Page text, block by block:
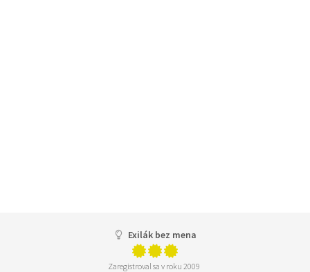
Exilák bez mena
Zaregistroval sa v roku 2009